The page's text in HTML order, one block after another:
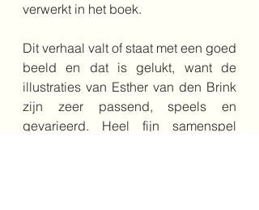
verwerkt in het boek.
Dit verhaal valt of staat met een goed
beeld en dat is gelukt, want de
illustraties van Esther van den Brink
zijn zeer passend, speels en
gevarieerd. Heel fijn samenspel